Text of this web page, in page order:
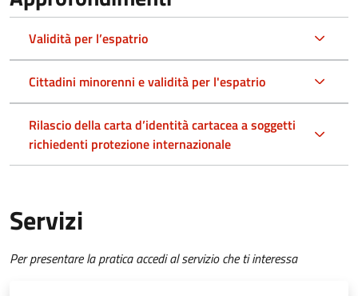
Validità per l’espatrio
Cittadini minorenni e validità per l'espatrio
Rilascio della carta d’identità cartacea a soggetti
richiedenti protezione internazionale
Servizi
Per presentare la pratica accedi al servizio che ti interessa